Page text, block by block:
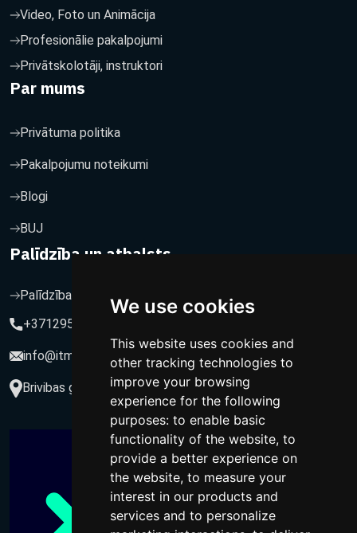
We use cookies
This website uses cookies and
other tracking technologies to
improve your browsing
experience for the following
purposes: to enable basic
functionality of the website, to
provide a better experience on
the website, to measure your
interest in our products and
services and to personalize
Video, Foto un Animācija
Profesionālie pakalpojumi
Privātskolotāji, instruktori
Par mums
Privātuma politika
Pakalpojumu noteikumi
Blogi
BUJ
Palīdzība un atbalsts
Palīdzība un atbalsts
+37129564547
info@itmarketing.lv
Brivibas gatve 234-77, LV-1039, Riga, Latvia